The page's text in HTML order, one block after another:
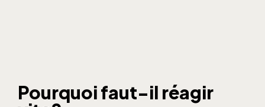
Pourquoi faut-il réagir